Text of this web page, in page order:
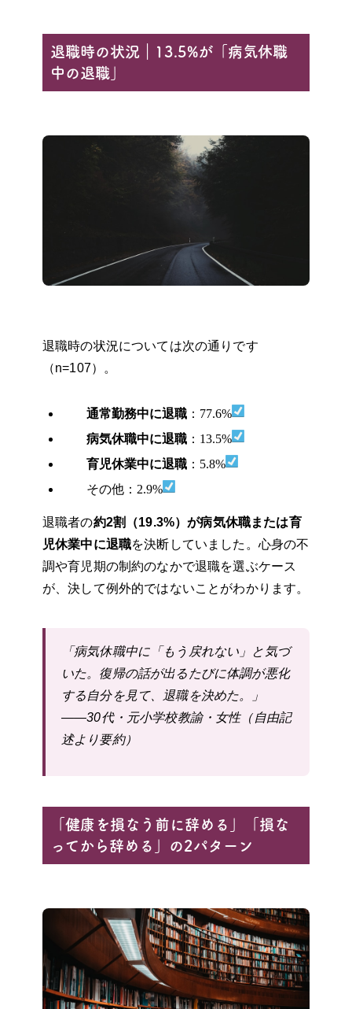
退職時の状況｜13.5%が「病気休職
中の退職」
退職時の状況については次の通りです
（n=107）。
通常勤務中に退職 ：77.6%
病気休職中に退職 ：13.5%
育児休業中に退職 ：5.8%
その他：2.9%
退職者の約2割（19.3%）が病気休職または育
児休業中に退職を決断していました。心身の不
調や育児期の制約のなかで退職を選ぶケース
が、決して例外的ではないことがわかります。
「病気休職中に「もう戻れない」と気づ
いた。復帰の話が出るたびに体調が悪化
する自分を見て、退職を決めた。」
——30代・元小学校教諭・女性（自由記
述より要約）
「健康を損なう前に辞める」「損な
ってから辞める」の2パターン